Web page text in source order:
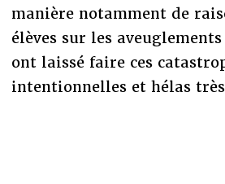
manière notamment de
élèves sur les
ont laissé faire ces
intentionnelles et hélas